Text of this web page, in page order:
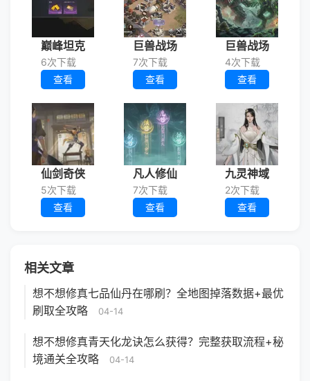
巅峰坦克
6次下载
查看
巨兽战场
7次下载
查看
巨兽战场
4次下载
查看
仙剑奇侠
5次下载
查看
凡人修仙
7次下载
查看
九灵神域
2次下载
查看
相关文章
想不想修真七品仙丹在哪刷？全地图掉落数据+最优
刷取全攻略
04-14
想不想修真青天化龙诀怎么获得？完整获取流程+秘
境通关全攻略
04-14